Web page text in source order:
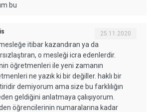
bu
25.11.2020
itibar kazandıran ya da
o mesleği icra edenlerdir.
öğretmenleri ile yeni zamanın
ne yazık ki bir değiller. haklı bir
demiyorum ama size bu farklılığın
geldiğini anlatmaya çalışıyorum.
öğrencilerinin numaralarına kadar